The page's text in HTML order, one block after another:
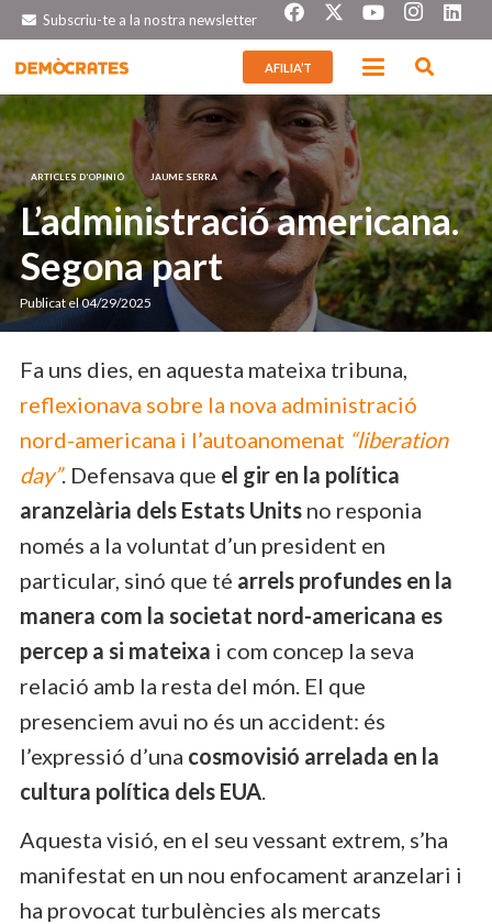
Subscriu-te a la nostra newsletter
AFILIA’T
ARTICLES D’OPINIÓ JAUME SERRA
L’administració americana.
Segona part
Publicat el04/29/2025
Fa uns dies, en aquesta mateixa tribuna,
reflexionava sobre la nova administració
nord-americana i l’autoanomenat “liberation
day”. Defensava que el gir en la política
aranzelària dels Estats Units no responia
només a la voluntat d’un president en
particular, sinó que té arrels profundes en la
manera com la societat nord-americana es
percep a si mateixa i com concep la seva
relació amb la resta del món. El que
presenciem avui no és un accident: és
l’expressió d’una cosmovisió arrelada en la
cultura política dels EUA.
Aquesta visió, en el seu vessant extrem, s’ha
manifestat en un nou enfocament aranzelari i
ha provocat turbulències als mercats